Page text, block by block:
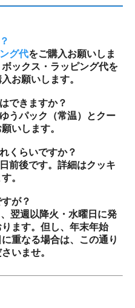
グ代をご購入お願いしま
ックス・ラッピング代を
お願いします。
できますか？
うパック（常温）とクー
いします。
くらいですか？
前後です。詳細はクッキ
。
が？
翌週以降火・水曜日に発
ます。但し、年末年始
重なる場合は、この通り
いませ。